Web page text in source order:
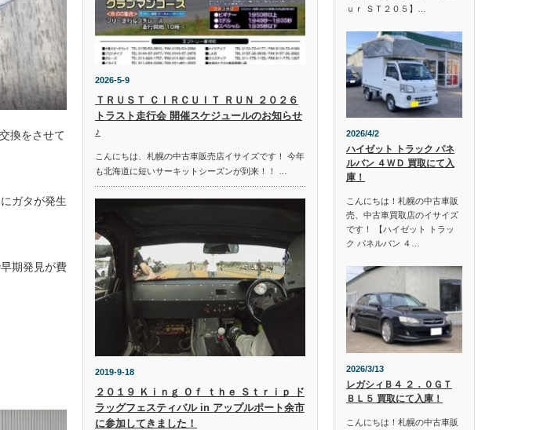
換をさせて
ガタが発生
期発見が費
2026-5-9
ＴＲＵＳＴ ＣＩＲＣＵＩＴ ＲＵＮ ２０２６
トラスト走行会 開催スケジュールのお知らせ
♪
こんにちは、札幌の中古車販売店イサイズです！ 今年
も北海道に短いサーキットシーズンが到来！！ …
2019-9-18
２０１９ Ｋｉｎｇ Ｏｆ ｔｈｅ Ｓｔｒｉｐ ド
ラッグフェスティバル in アップルポート余市
に参加してきました！
ｕｒ ＳＴ２０５】…
2026/4/2
ハイゼット トラック パネ
ルバン ４ＷＤ 買取にて入
庫！
こんにちは！札幌の中古車販
売、中古車買取店のイサイズ
です！ 【ハイゼット トラッ
ク パネルバン ４…
2026/3/13
レガシィＢ４ ２．０ＧＴ
ＢＬ５ 買取にて入庫！
こんにちは！札幌の中古車販